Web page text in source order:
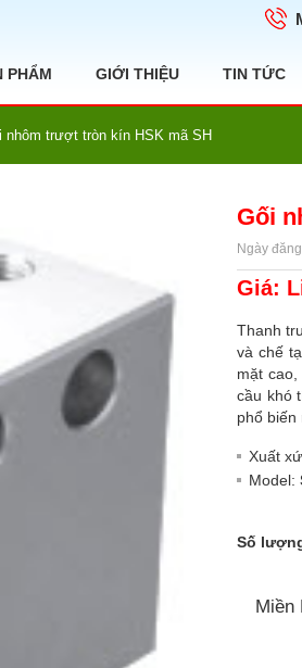
PHẨM GIỚI THIỆU TIN TỨC
nhôm trượt tròn kín HSK mã SH
Gối
Ngày
Giá:
Thanh
và chế
mặt
cầu khó
phổ biến
Xuất
Model:
Số
Miền